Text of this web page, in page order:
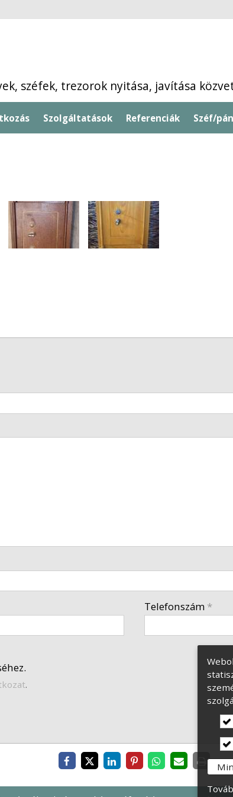
széfek, trezorok nyitása, javítása
Szolgáltatások Referenciák Széf/
Telefonszám *
.